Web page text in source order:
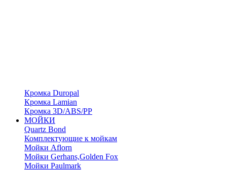
Кромка Duropal
Кромка Lamian
Кромка 3D/ABS/PP
МОЙКИ
Quartz Bond
Комплектующие к мойкам
Мойки Aflorn
Мойки Gerhans,Golden Fox
Мойки Paulmark